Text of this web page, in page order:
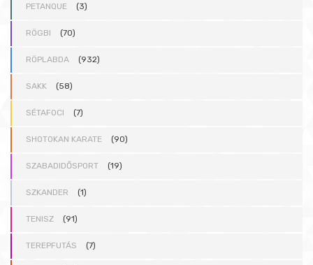
PETANQUE (3)
RÖGBI (70)
RÖPLABDA (932)
SAKK (58)
SÉTAFOCI (7)
SHOTOKAN KARATE (90)
SZABADIDŐSPORT (19)
SZKANDER (1)
TENISZ (91)
TEREPFUTÁS (7)